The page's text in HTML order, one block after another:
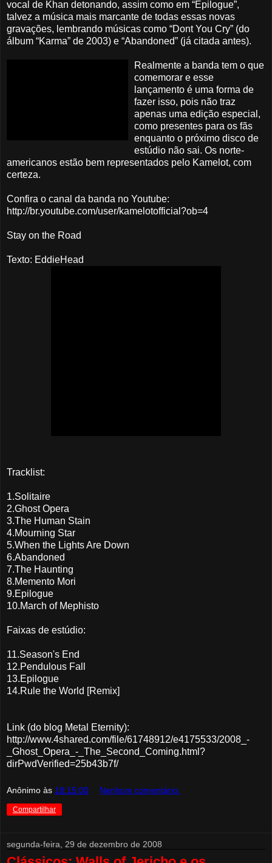
vocal de Khan detonando, assim como em “Epilogue”,
talvez a música mais marcante de todas essas novas
gravações, lembrando músicas como “Dont You Cry” (do
álbum “Karma” de 2003) e “Abandoned” (já citada antes).
Realmente a banda tem o que
comemorar e esse
lançamento é uma forma de
fazer isso, pois não traz
apenas uma edição especial,
como presentes para os fãs
enquanto o próximo disco de
estúdio não sai. Os norte-
americanos estão bem representados pelo Kamelot, com
certeza.
Confira o canal da banda no Youtube:
http://br.youtube.com/user/kamelotofficial?ob=4
Stay on the Road
Texto: EddieHead
Tracklist:
1.Solitaire
2.Ghost Opera
3.The Human Stain
4.Mourning Star
5.When the Lights Are Down
6.Abandoned
7.The Haunting
8.Memento Mori
9.Epilogue
10.March of Mephisto
Faixas de estúdio:
11.Season's End
12.Pendulous Fall
13.Epilogue
14.Rule the World [Remix]
Link (do blog Metal Eternity):
http://www.4shared.com/file/61748912/e4175533/2008_-
_Ghost_Opera_-_The_Second_Coming.html?
dirPwdVerified=25b43b7f/
Anônimo às 18:15:00 Nenhum comentário:
Compartilhar
segunda-feira, 29 de dezembro de 2008